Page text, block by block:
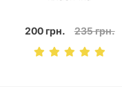
200 грн. 235 грн.